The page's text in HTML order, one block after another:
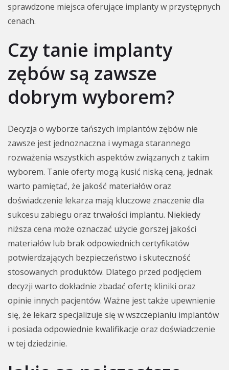
sprawdzone miejsca oferujące implanty w przystępnych
cenach.
Czy tanie implanty
zębów są zawsze
dobrym wyborem?
Decyzja o wyborze tańszych implantów zębów nie
zawsze jest jednoznaczna i wymaga starannego
rozważenia wszystkich aspektów związanych z takim
wyborem. Tanie oferty mogą kusić niską ceną, jednak
warto pamiętać, że jakość materiałów oraz
doświadczenie lekarza mają kluczowe znaczenie dla
sukcesu zabiegu oraz trwałości implantu. Niekiedy
niższa cena może oznaczać użycie gorszej jakości
materiałów lub brak odpowiednich certyfikatów
potwierdzających bezpieczeństwo i skuteczność
stosowanych produktów. Dlatego przed podjęciem
decyzji warto dokładnie zbadać ofertę kliniki oraz
opinie innych pacjentów. Ważne jest także upewnienie
się, że lekarz specjalizuje się w wszczepianiu implantów
i posiada odpowiednie kwalifikacje oraz doświadczenie
w tej dziedzinie.